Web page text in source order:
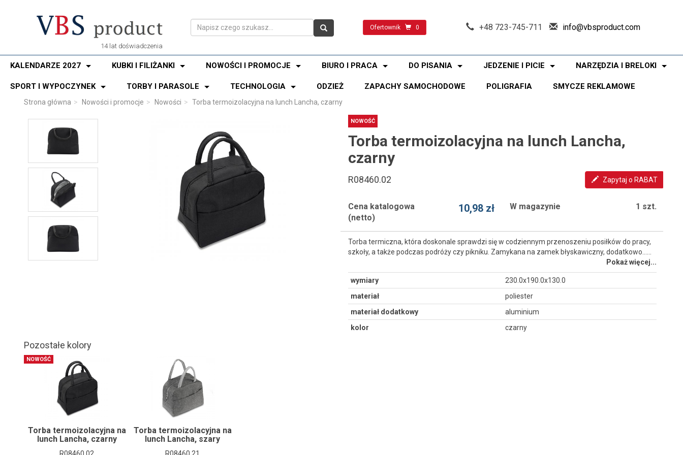
14 lat doświadczenia
Ofertownik 0 +48 723-745-711 info@vbsproduct.com
KALENDARZE 2027 KUBKI I FILIŻANKI NOWOŚCI I PROMOCJE BIURO I PRACA DO PISANIA JEDZENIE I PICIE NARZĘDZIA I BRELOKI
SPORT I WYPOCZYNEK TORBY I PARASOLE TECHNOLOGIA ODZIEŻ ZAPACHY SAMOCHODOWE POLIGRAFIA SMYCZE REKLAMOWE
Strona główna Nowości i promocje Nowości Torba termoizolacyjna na lunch Lancha, czarny
NOWOŚĆ
Torba termoizolacyjna na lunch Lancha,
czarny
R08460.02 Zapytaj o RABAT
Cena katalogowa
(netto)
10,98 zł W magazynie 1 szt.
Torba termiczna, która doskonale sprawdzi się w codziennym przenoszeniu posiłków do pracy,
szkoły, a także podczas podróży czy pikniku. Zamykana na zamek błyskawiczny, dodatkowo...…
Pokaż więcej...
wymiary
230.0x190.0x130.0
materiał
poliester
materiał dodatkowy
aluminium
kolor
czarny
Pozostałe kolory
NOWOŚĆ
Torba termoizolacyjna na
lunch Lancha, czarny
Torba termoizolacyjna na
lunch Lancha, szary